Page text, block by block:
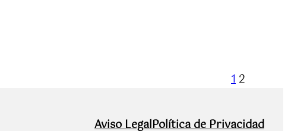
1 2
Aviso LegalPolítica de Privacidad